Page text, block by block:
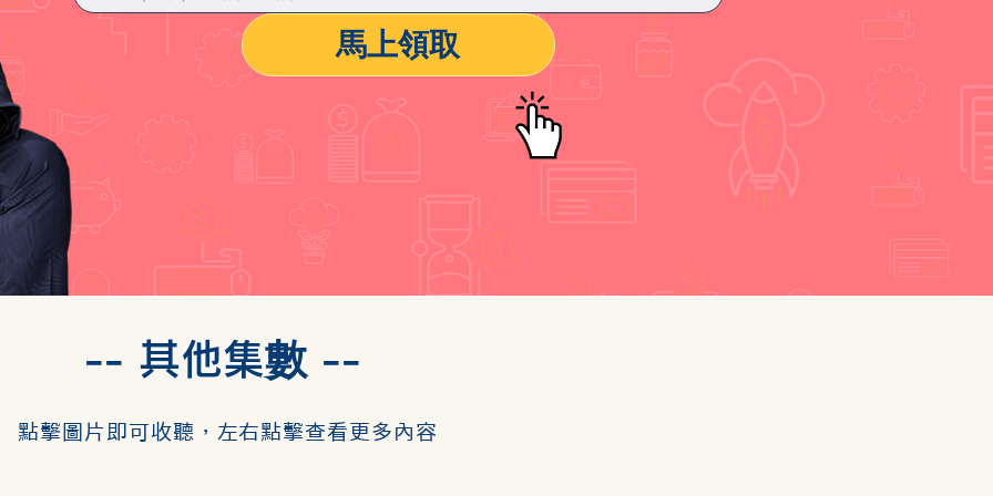
馬上領取
-- 其他集數--
點擊圖片即可收聽，左右點擊查看更多內容